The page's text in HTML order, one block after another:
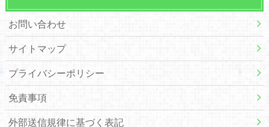
お問い合わせ
サイトマップ
プライバシーポリシー
免責事項
外部送信規律に基づく表記